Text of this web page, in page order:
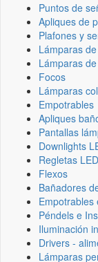
Puntos de
Apliques de
Plafones y
Lámparas
Lámparas
Focos
Lámparas
Empotrables
Apliques
Pantallas
Downlights
Regletas
Flexos
Bañadores
Empotrables
Péndels e
Iluminación
Drivers -
Lámparas